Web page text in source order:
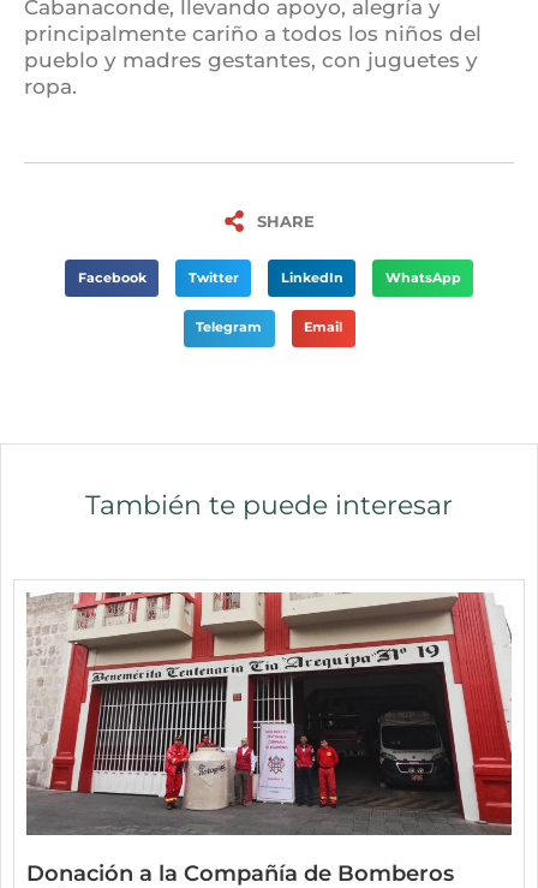
Cabanaconde, llevando apoyo, alegría y
principalmente cariño a todos los niños del
pueblo y madres gestantes, con juguetes y
ropa.
SHARE
Facebook Twitter LinkedIn WhatsApp
Telegram Email
También te puede interesar
Donación a la Compañía de Bomberos